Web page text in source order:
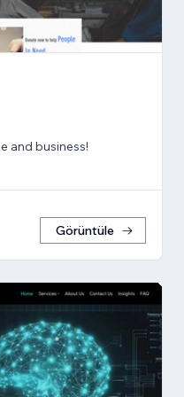
and business!
Görüntüle